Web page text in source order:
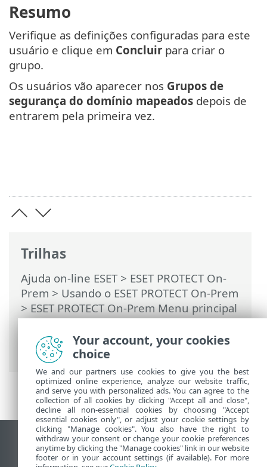
Trilhas
Ajuda on-line ESET> ESET PROTECT On-
Prem > Usando o ESET PROTECT On-Prem
> ESET PROTECT On-Prem Menu principal
>Mais>Direitos de acesso>Usuários>
Adicionar um grupo de segurança do
domínio mapeado
Resumo
Verifique as definições configuradas para este
usuário e clique em Concluir para criar o
grupo.
Os usuários vão aparecer nos Grupos de
segurança do domínio mapeados depois de
entrarem pela primeira vez.
Ver site para desktop
End of Life
Your account, your cookies
choice
We and our partners use cookies to give you the best
optimized online experience, analyze our website traffic,
and serve you with personalized ads. You can agree to the
collection of all cookies by clicking "Accept all and close",
decline all non-essential cookies by choosing "Accept
essential cookies only", or adjust your cookie settings by
clicking "Manage cookies". You also have the right to
withdraw your consent or change your cookie preferences
anytime by clicking the "Manage cookies" link in our website
footer or in your account settings (if available). For more